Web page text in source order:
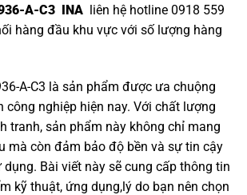
A-C3 INA liên hệ hotline 0918 559
hàng đầu khu vực với số lượng hàng
A-C3 là sản phẩm được ưa chuộng
công nghiệp hiện nay. Với chất lượng
tranh, sản phẩm này không chỉ mang
mà còn đảm bảo độ bền và sự tin cậy
Bài viết này sẽ cung cấp thông tin
kỹ thuật, ứng dụng,lý do bạn nên chọn